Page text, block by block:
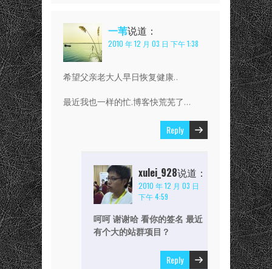
一苇说道：
2010 年 12 月 03 日 下午 1:38
希望父亲老大人早日恢复健康..
最近我也一样的忙.博客快荒芜了…
Reply
xulei_928说道：
2010 年 12 月 03 日
下午 4:59
呵呵 谢谢哈 看你的签名 最近
有个大的站群项目？
Reply